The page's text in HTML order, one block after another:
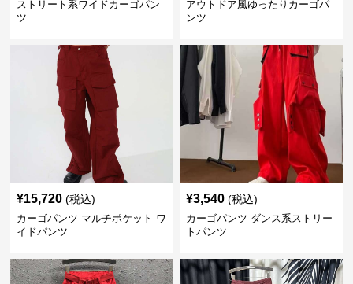
ストリート系ワイドカーゴパン
ツ
アウトドア風ゆったりカーゴパ
ンツ
¥15,720 (税込)
カーゴパンツ マルチポケット ワ
イドパンツ
¥3,540 (税込)
カーゴパンツ ダンス系ストリー
トパンツ